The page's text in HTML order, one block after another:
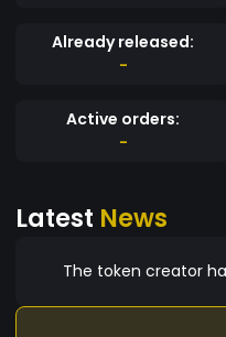
Already released:
-
Active orders:
-
Latest News
The token creator